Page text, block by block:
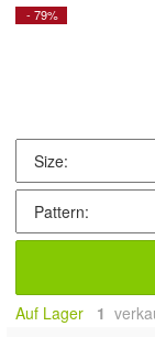
- 79%
Auf Lager 1